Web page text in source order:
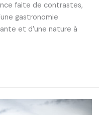
faite de contrastes,
gastronomie
et d’une nature à